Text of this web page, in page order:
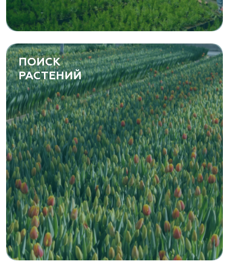
ПОИСК
РАСТЕНИЙ